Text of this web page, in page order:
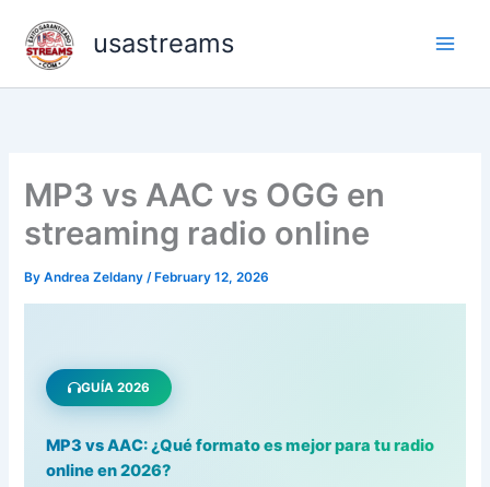
content
usastreams
MP3 vs AAC vs OGG en
streaming radio online
ByAndrea Zeldany/ February 12, 2026
GUÍA 2026
MP3 vs AAC: ¿Qué formato es mejor para tu radio
online en 2026?